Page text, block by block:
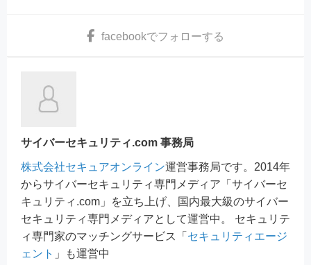
facebookでフォローする
サイバーセキュリティ.com 事務局
株式会社セキュアオンライン運営事務局です。2014年
からサイバーセキュリティ専門メディア「サイバーセ
キュリティ.com」を立ち上げ、国内最大級のサイバー
セキュリティ専門メディアとして運営中。 セキュリテ
ィ専門家のマッチングサービス「 セキュリティエージ
ェント 」も運営中